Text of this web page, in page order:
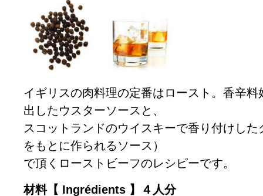
イギリスの肉料理の定番はロースト。香辛
出したウスターソースと、
スコットランドのウイスキーで香り付けし
をもとに作られるソース）
で頂くローストビーフのレシピーです。
材料【 Ingrédients 】４人分